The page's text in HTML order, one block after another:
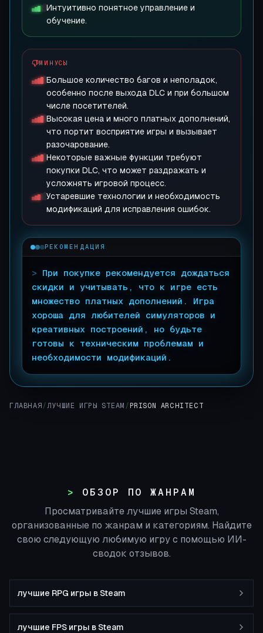
Интуитивно понятное управление и
обучение.
МИНУСЫ
Большое количество багов и неполадок,
особенно после выхода DLC и при большом
числе посетителей.
Высокая цена и много платных дополнений,
что портит восприятие игры и вызывает
разочарование.
Некоторые важные функции требуют
покупки DLC, что может раздражать и
усложнять игровой процесс.
Устаревшие технологии и необходимость
модификаций для исправления ошибок.
РЕКОМЕНДАЦИЯ
> При покупке рекомендуется дождаться
скидки и учитывать, что к игре есть
множество платных дополнений. Игра
хороша для любителей симуляторов и
креативных построений, но будьте
готовы к техническим проблемам и
необходимости модификаций.
ГЛАВНАЯ /ЛУЧШИЕ ИГРЫ STEAM / PRISON ARCHITECT
ОБЗОР ПО ЖАНРАМ
Просматривайте лучшие игры Steam,
организованные по жанрам и категориям. Найдите
свою следующую любимую игру с помощью ИИ-
сводок отзывов.
лучшие RPG игры в Steam
лучшие FPS игры в Steam